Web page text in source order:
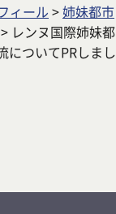
ィール >姉妹都市
> レンヌ国際姉妹都
についてPRしまし